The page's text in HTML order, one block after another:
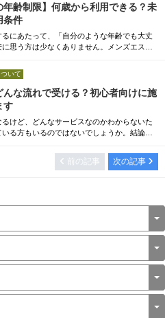
ればなりませんし、身だしなみとして必要な
か損している気分だ...
年齢制限】何歳から利用できる？未
条件
るにあたって、「自分のような年齢でも大丈
思う方は少なくありません。メンズエステ
を受けるには「保護者の同意」が必須です。2
歳から成人となりましたが、高校生の場合は
の同意や同伴を求められるケースがほとんど
ズエステの年齢制...
いて
んな流れで受ける？初心者向けに施
す
るけど、どんなサービスなのかわからないた
る方もいるのではないでしょうか。結論、
ンズエステで施術を受ける流れや、施術を受
者向けに解説しています。メンズエステへ
前の記事 次の記事